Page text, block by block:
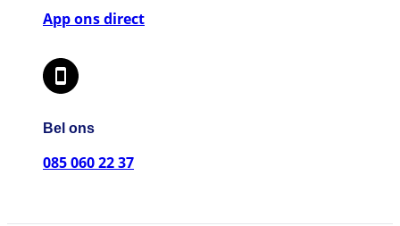
App ons direct
Bel ons
085 060 22 37